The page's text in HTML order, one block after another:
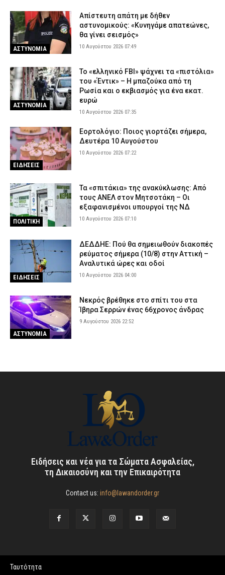
ΑΣΤΥΝΟΜΙΑ
Απίστευτη απάτη με δήθεν
αστυνομικούς: «Κυνηγάμε απατεώνες,
θα γίνει σεισμός»
10 Αυγούστου 2026 07:49
ΑΣΤΥΝΟΜΙΑ
Το «ελληνικό FBI» ψάχνει τα «πιστόλια»
του «Έντικ» – Η μπαζούκα από τη
Ρωσία και ο εκβιασμός για ένα εκατ.
ευρώ
10 Αυγούστου 2026 07:35
ΕΙΔΗΣΕΙΣ
Εορτολόγιο: Ποιος γιορτάζει σήμερα,
Δευτέρα 10 Αυγούστου
10 Αυγούστου 2026 07:22
ΠΟΛΙΤΙΚΗ
Τα «σπιτάκια» της ανακύκλωσης: Από
τους ΑΝΕΛ στον Μητσοτάκη – Οι
εξαφανισμένοι υπουργοί της ΝΔ
10 Αυγούστου 2026 07:10
ΕΙΔΗΣΕΙΣ
ΔΕΔΔΗΕ: Πού θα σημειωθούν διακοπές
ρεύματος σήμερα (10/8) στην Αττική –
Αναλυτικά ώρες και οδοί
10 Αυγούστου 2026 04:00
ΑΣΤΥΝΟΜΙΑ
Νεκρός βρέθηκε στο σπίτι του στα
Ίβηρα Σερρών ένας 66χρονος άνδρας
9 Αυγούστου 2026 22:52
Ειδήσεις και νέα για τα Σώματα Ασφαλείας,
τη Δικαιοσύνη και την Επικαιρότητα
Contact us: info@lawandorder.gr
Ταυτότητα